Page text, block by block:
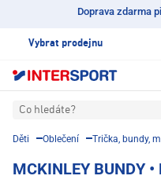
Doprava zdarma
Vybrat prodejnu
Co hledáte?
Děti Oblečení Trička, bundy,
MCKINLEY BUNDY •